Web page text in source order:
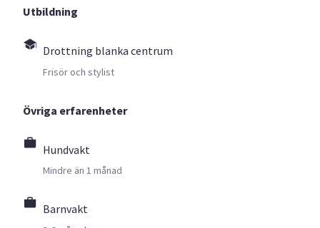
Utbildning
Drottning blanka centrum
Frisör och stylist
Övriga erfarenheter
Hundvakt
Mindre än 1 månad
Barnvakt